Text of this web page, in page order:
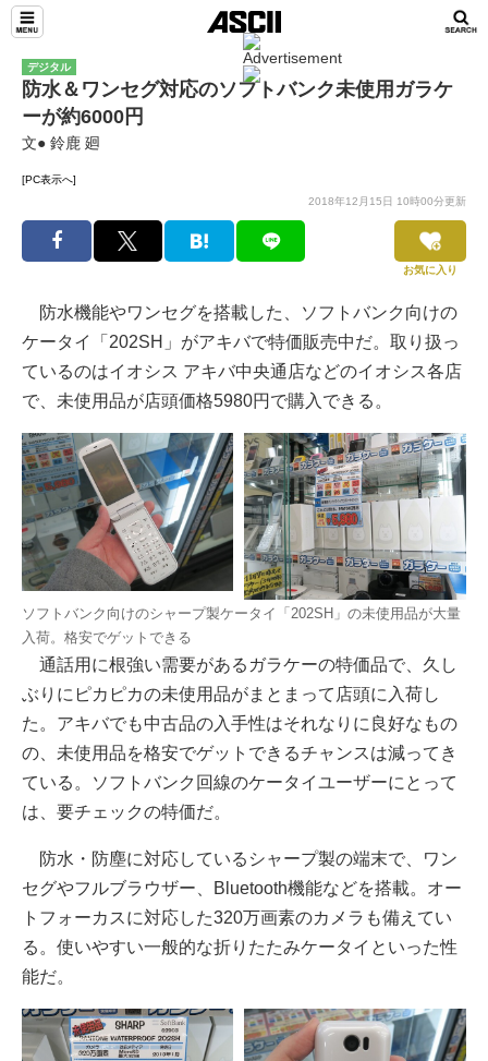
デジタル
防水＆ワンセグ対応のソフトバンク未使用ガラケ
ーが約6000円
文● 鈴鹿 廻
[PC表示へ]
2018年12月15日 10時00分更新
お気に入り
防水機能やワンセグを搭載した、ソフトバンク向けの
ケータイ「202SH」がアキバで特価販売中だ。取り扱っ
ているのはイオシス アキバ中央通店などのイオシス各店
で、未使用品が店頭価格5980円で購入できる。
ソフトバンク向けのシャープ製ケータイ「202SH」の未使用品が大量
入荷。格安でゲットできる
通話用に根強い需要があるガラケーの特価品で、久し
ぶりにピカピカの未使用品がまとまって店頭に入荷し
た。アキバでも中古品の入手性はそれなりに良好なもの
の、未使用品を格安でゲットできるチャンスは減ってき
ている。ソフトバンク回線のケータイユーザーにとって
は、要チェックの特価だ。
防水・防塵に対応しているシャープ製の端末で、ワン
セグやフルブラウザー、Bluetooth機能などを搭載。オー
トフォーカスに対応した320万画素のカメラも備えてい
る。使いやすい一般的な折りたたみケータイといった性
能だ。